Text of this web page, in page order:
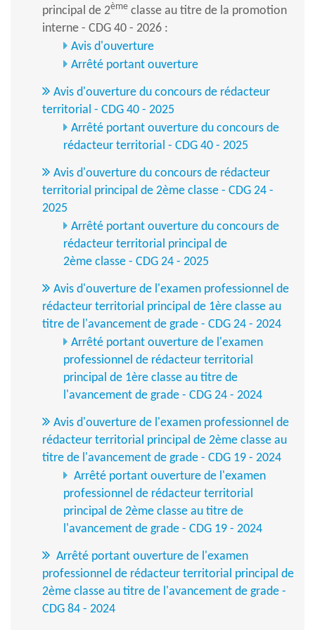
principal de 2ème classe au titre de la promotion
interne - CDG 40 - 2026 :
Avis d'ouverture
Arrêté portant ouverture
Avis d'ouverture du concours de rédacteur
territorial - CDG 40 - 2025
Arrêté portant ouverture du concours de
rédacteur territorial - CDG 40 - 2025
Avis d'ouverture du concours de rédacteur
territorial principal de 2ème classe - CDG 24 -
2025
Arrêté portant ouverture du concours de
rédacteur territorial principal de
2ème classe - CDG 24 - 2025
Avis d'ouverture de l'examen professionnel de
rédacteur territorial principal de 1ère classe au
titre de l'avancement de grade - CDG 24 - 2024
Arrêté portant ouverture de l'examen
professionnel de rédacteur territorial
principal de 1ère classe au titre de
l'avancement de grade - CDG 24 - 2024
Avis d'ouverture de l'examen professionnel de
rédacteur territorial principal de 2ème classe au
titre de l'avancement de grade - CDG 19 - 2024
Arrêté portant ouverture de l'examen
professionnel de rédacteur territorial
principal de 2ème classe au titre de
l'avancement de grade - CDG 19 - 2024
Arrêté portant ouverture de l'examen
professionnel de rédacteur territorial principal de
2ème classe au titre de l'avancement de grade -
CDG 84 - 2024